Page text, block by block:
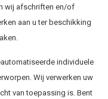
wij afschriften en/of
aan u ter beschikking
individuele
Wij verwerken uw
van toepassing is. Bent